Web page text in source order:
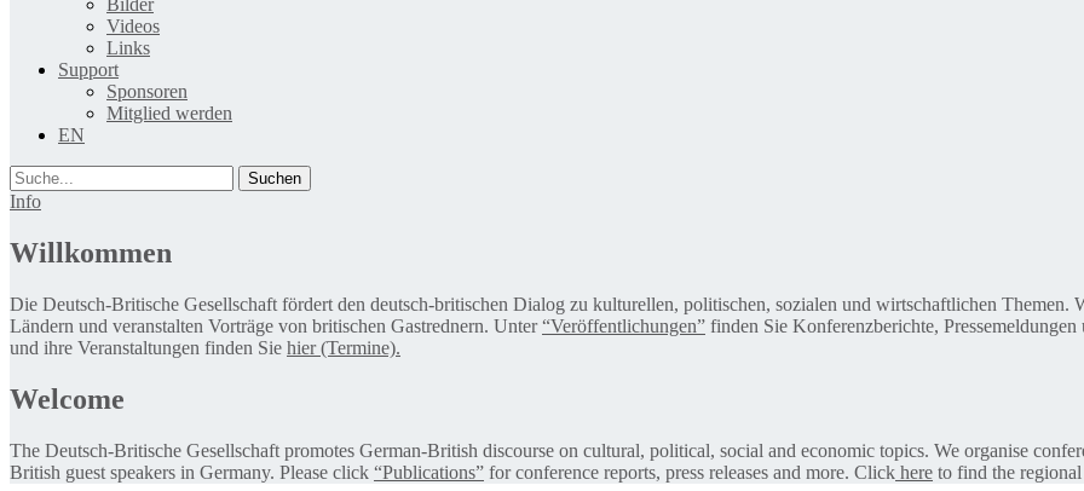
Bilder
Videos
Links
Support
Sponsoren
Mitglied werden
EN
Suche
Info
Willkommen
Die Deutsch-Britische Gesellschaft fördert den deutsch-britischen Dialog zu kulturellen, politischen, sozialen und wirtschaftlichen Themen.
Ländern und veranstalten Vorträge von britischen Gastrednern. Unter“Veröffentlichungen” finden Sie Konferenzberichte,
und ihre Veranstaltungen finden Sie hier (Termine).
Welcome
The Deutsch-Britische Gesellschaft promotes German-British discourse on cultural, political, social and economic topics. We organise
British guest speakers in Germany. Please click “Publications” for conference reports, press releases and more. Click here to find the